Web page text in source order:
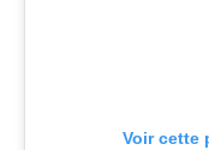
Voir cette